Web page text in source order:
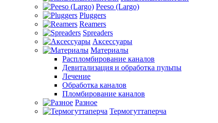
Peeso (Largo)
Pluggers
Reamers
Spreaders
Аксессуары
Материалы
Распломбирование каналов
Девитализация и обработка пульпы
Лечение
Обработка каналов
Пломбирование каналов
Разное
Термогуттаперча